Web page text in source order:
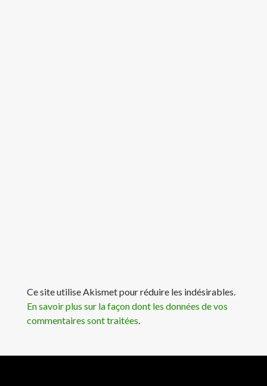
Ce site utilise Akismet pour réduire les indésirables.
En savoir plus sur la façon dont les données de vos
commentaires sont traitées.